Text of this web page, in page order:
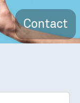
Contact